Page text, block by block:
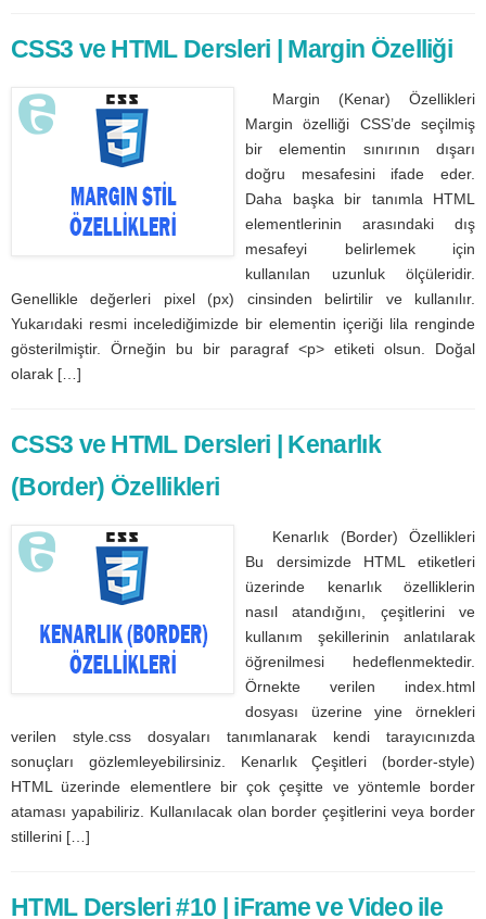
CSS3 ve HTML Dersleri | Margin Özelliği
Margin (Kenar) Özellikleri
Margin özelliği CSS’de seçilmiş
bir elementin sınırının dışarı
doğru mesafesini ifade eder.
Daha başka bir tanımla HTML
elementlerinin arasındaki dış
mesafeyi belirlemek için
kullanılan uzunluk ölçüleridir.
Genellikle değerleri pixel (px) cinsinden belirtilir ve kullanılır.
Yukarıdaki resmi incelediğimizde bir elementin içeriği lila renginde
gösterilmiştir. Örneğin bu bir paragraf <p> etiketi olsun. Doğal
olarak […]
CSS3 ve HTML Dersleri | Kenarlık
(Border) Özellikleri
Kenarlık (Border) Özellikleri
Bu dersimizde HTML etiketleri
üzerinde kenarlık özelliklerin
nasıl atandığını, çeşitlerini ve
kullanım şekillerinin anlatılarak
öğrenilmesi hedeflenmektedir.
Örnekte verilen index.html
dosyası üzerine yine örnekleri
verilen style.css dosyaları tanımlanarak kendi tarayıcınızda
sonuçları gözlemleyebilirsiniz. Kenarlık Çeşitleri (border-style)
HTML üzerinde elementlere bir çok çeşitte ve yöntemle border
ataması yapabiliriz. Kullanılacak olan border çeşitlerini veya border
stillerini […]
HTML Dersleri #10 | iFrame ve Video ile